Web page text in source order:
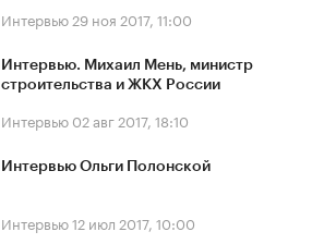
Интервью 29 ноя 2017, 11:00
Интервью. Михаил Мень, министр
строительства и ЖКХ России
Интервью 02 авг 2017, 18:10
Интервью Ольги Полонской
Интервью12 июл 2017, 10:00